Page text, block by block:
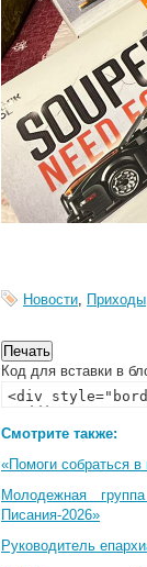
Новости, Приходы
Код для вставки в
Смотрите также:
«Помоги собраться
Молодежная
Писания-2026»
Руководитель